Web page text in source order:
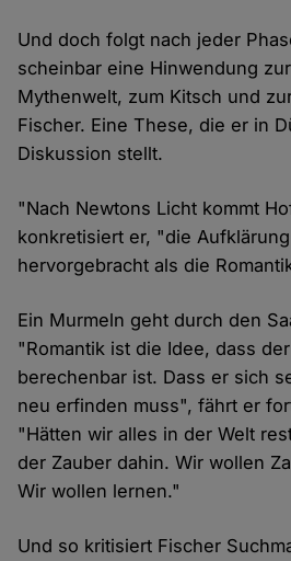
Und doch folgt nach jeder
scheinbar eine Hinwendung
Mythenwelt, zum Kitsch und
Fischer. Eine These, die er in
Diskussion stellt.
"Nach Newtons Licht kommt
konkretisiert er, "die
hervorgebracht als die
Ein Murmeln geht durch den
"Romantik ist die Idee, dass
berechenbar ist. Dass er sich
neu erfinden muss", fährt er
"Hätten wir alles in der Welt
der Zauber dahin. Wir wollen
Wir wollen lernen."
Und so kritisiert Fischer